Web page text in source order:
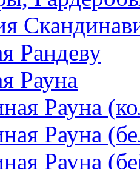
Рандеву
Рауна
Рауна
Рауна
Рауна